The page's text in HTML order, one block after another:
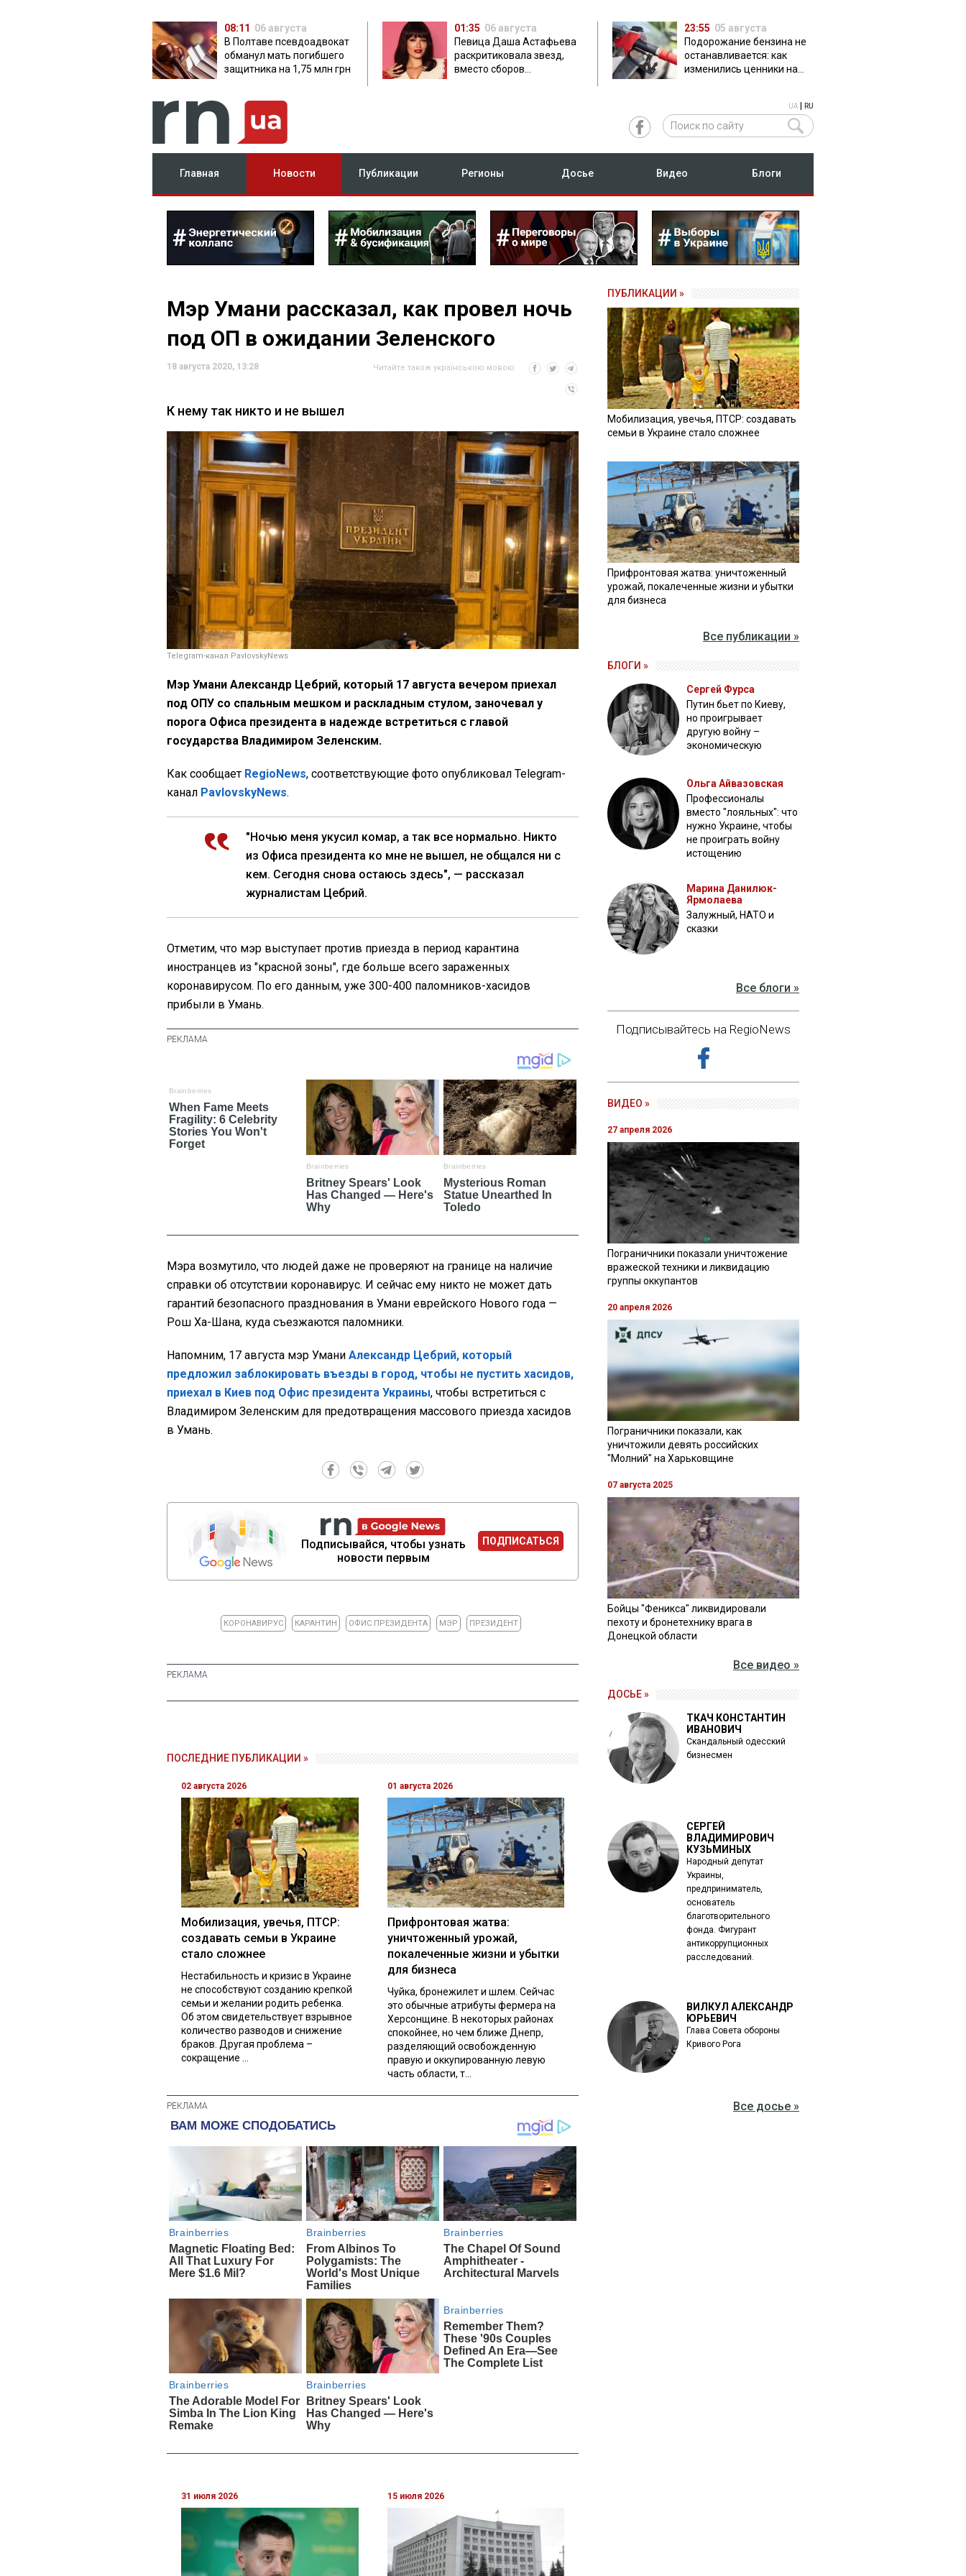
08:11 06 августа
В Полтаве псевдоадвокат
обманул мать погибшего
защитника на 1,75 млн грн
01:35 06 августа
Певица Даша Астафьева
раскритиковала звезд,
вместо сборов
23:55 05 августа
Подорожание бензина не
останавливается: как
изменились ценники на
UA RU
Главная Новости Публикации Регионы Досье Видео Блоги
Мэр Умани рассказал, как провел ночь
под ОП в ожидании Зеленского
18 августа 2020, 13:28 Читайте також українською мовою
К нему так никто и не вышел
Telegram-канал PavlovskyNews
Мэр Умани Александр Цебрий, который 17 августа вечером приехал
под ОПУ со спальным мешком и раскладным стулом, заночевал у
порога Офиса президента в надежде встретиться с главой
государства Владимиром Зеленским.
Как сообщает RegioNews, соответствующие фото опубликовал Telegram-
канал PavlovskyNews.
"Ночью меня укусил комар, а так все нормально. Никто
из Офиса президента ко мне не вышел, не общался ни с
кем. Сегодня снова остаюсь здесь", — рассказал
журналистам Цебрий.
Отметим, что мэр выступает против приезда в период карантина
иностранцев из "красной зоны", где больше всего зараженных
коронавирусом. По его данным, уже 300-400 паломников-хасидов
прибыли в Умань.
Мэра возмутило, что людей даже не проверяют на границе на наличие
справки об отсутствии коронавирус. И сейчас ему никто не может дать
гарантий безопасного празднования в Умани еврейского Нового года —
Рош Ха-Шана, куда съезжаются паломники.
Напомним, 17 августа мэр Умани Александр Цебрий, который
предложил заблокировать въезды в город, чтобы не пустить хасидов,
приехал в Киев под Офис президента Украины, чтобы встретиться с
Владимиром Зеленским для предотвращения массового приезда хасидов
в Умань.
Подписывайся, чтобы узнать
новости первым
ПОДПИСАТЬСЯ
КОРОНАВИРУС КАРАНТИН ОФИС ПРЕЗИДЕНТА МЭР ПРЕЗИДЕНТ
ПОСЛЕДНИЕ ПУБЛИКАЦИИ »
02 августа 2026
Мобилизация, увечья, ПТСР:
создавать семьи в Украине
стало сложнее
Нестабильность и кризис в Украине
не способствуют созданию крепкой
семьи и желании родить ребенка.
Об этом свидетельствует взрывное
количество разводов и снижение
браков. Другая проблема –
сокращение ...
01 августа 2026
Прифронтовая жатва:
уничтоженный урожай,
покалеченные жизни и убытки
для бизнеса
Чуйка, бронежилет и шлем. Сейчас
это обычные атрибуты фермера на
Херсонщине. В некоторых районах
спокойнее, но чем ближе Днепр,
разделяющий освобожденную
правую и оккупированную левую
часть области, т...
31 июля 2026 15 июля 2026
ПУБЛИКАЦИИ »
Мобилизация, увечья, ПТСР: создавать
семьи в Украине стало сложнее
Прифронтовая жатва: уничтоженный
урожай, покалеченные жизни и убытки
для бизнеса
Все публикации »
БЛОГИ »
Сергей Фурса
Путин бьет по Киеву,
но проигрывает
другую войну –
экономическую
Ольга Айвазовская
Профессионалы
вместо "лояльных": что
нужно Украине, чтобы
не проиграть войну
истощению
Марина Данилюк-
Ярмолаева
Залужный, НАТО и
сказки
Все блоги »
Подписывайтесь на RegioNews
ВИДЕО »
27 апреля 2026
Пограничники показали уничтожение
вражеской техники и ликвидацию
группы оккупантов
20 апреля 2026
Пограничники показали, как
уничтожили девять российских
"Молний" на Харьковщине
07 августа 2025
Бойцы "Феникса" ликвидировали
пехоту и бронетехнику врага в
Донецкой области
Все видео »
ДОСЬЕ »
ТКАЧ КОНСТАНТИН
ИВАНОВИЧ
Скандальный одесский
бизнесмен
СЕРГЕЙ
ВЛАДИМИРОВИЧ
КУЗЬМИНЫХ
Народный депутат
Украины,
предприниматель,
основатель
благотворительного
фонда. Фигурант
антикоррупционных
расследований.
ВИЛКУЛ АЛЕКСАНДР
ЮРЬЕВИЧ
Глава Совета обороны
Кривого Рога
Все досье »